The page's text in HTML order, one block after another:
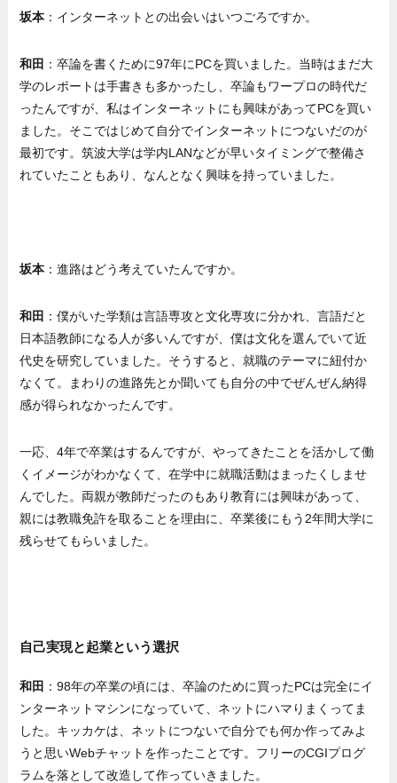
坂本 ：インターネットとの出会いはいつごろですか。
和田 ：卒論を書くために97年にPCを買いました。当時はまだ大
学のレポートは手書きも多かったし、卒論もワープロの時代だ
ったんですが、私はインターネットにも興味があってPCを買い
ました。そこではじめて自分でインターネットにつないだのが
最初です。筑波大学は学内LANなどが早いタイミングで整備さ
れていたこともあり、なんとなく興味を持っていました。
坂本 ：進路はどう考えていたんですか。
和田 ：僕がいた学類は言語専攻と文化専攻に分かれ、言語だと
日本語教師になる人が多いんですが、僕は文化を選んでいて近
代史を研究していました。そうすると、就職のテーマに紐付か
なくて。まわりの進路先とか聞いても自分の中でぜんぜん納得
感が得られなかったんです。
一応、4年で卒業はするんですが、やってきたことを活かして働
くイメージがわかなくて、在学中に就職活動はまったくしませ
んでした。両親が教師だったのもあり教育には興味があって、
親には教職免許を取ることを理由に、卒業後にもう2年間大学に
残らせてもらいました。
自己実現と起業という選択
和田 ：98年の卒業の頃には、卒論のために買ったPCは完全にイ
ンターネットマシンになっていて、ネットにハマりまくってま
した。キッカケは、ネットにつないで自分でも何か作ってみよ
うと思いWebチャットを作ったことです。フリーのCGIプログ
ラムを落として改造して作っていきました。